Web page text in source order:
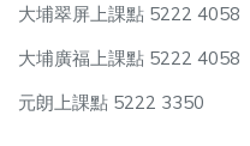
大埔翠屏上課點 5222 4058
大埔廣福上課點 5222 4058
元朗上課點 5222 3350